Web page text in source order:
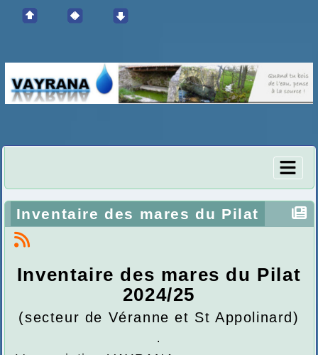
Inventaire des mares du Pilat
Inventaire des mares du Pilat
2024/25
(secteur de Véranne et St Appolinard)
.